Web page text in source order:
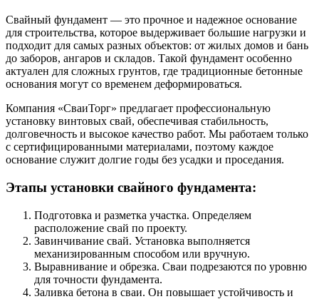
Свайный фундамент — это прочное и надежное основание
для строительства, которое выдерживает большие нагрузки и
подходит для самых разных объектов: от жилых домов и бань
до заборов, ангаров и складов. Такой фундамент особенно
актуален для сложных грунтов, где традиционные бетонные
основания могут со временем деформироваться.
Компания «СваиТорг» предлагает профессиональную
установку винтовых свай, обеспечивая стабильность,
долговечность и высокое качество работ. Мы работаем только
с сертифицированными материалами, поэтому каждое
основание служит долгие годы без усадки и проседания.
Этапы установки свайного фундамента:
Подготовка и разметка участка. Определяем
расположение свай по проекту.
Завинчивание свай. Установка выполняется
механизированным способом или вручную.
Выравнивание и обрезка. Сваи подрезаются по уровню
для точности фундамента.
Заливка бетона в сваи. Он повышает устойчивость и